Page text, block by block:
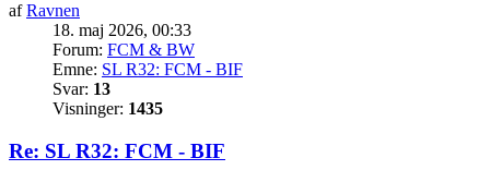
afRavnen
18. maj 2026, 00:33
Forum: FCM & BW
Emne: SL R32: FCM - BIF
Svar: 13
Visninger: 1435
Re: SL R32: FCM - BIF